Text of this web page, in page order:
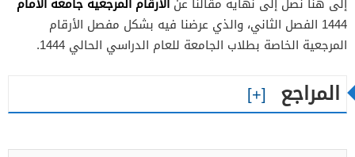
1444 الفصل الثاني، والذي عرضنا فيه بشكل مفصل الأرقام
المرجعية الخاصة بطلاب الجامعة للعام الدراسي الحالي 1444.
المراجع